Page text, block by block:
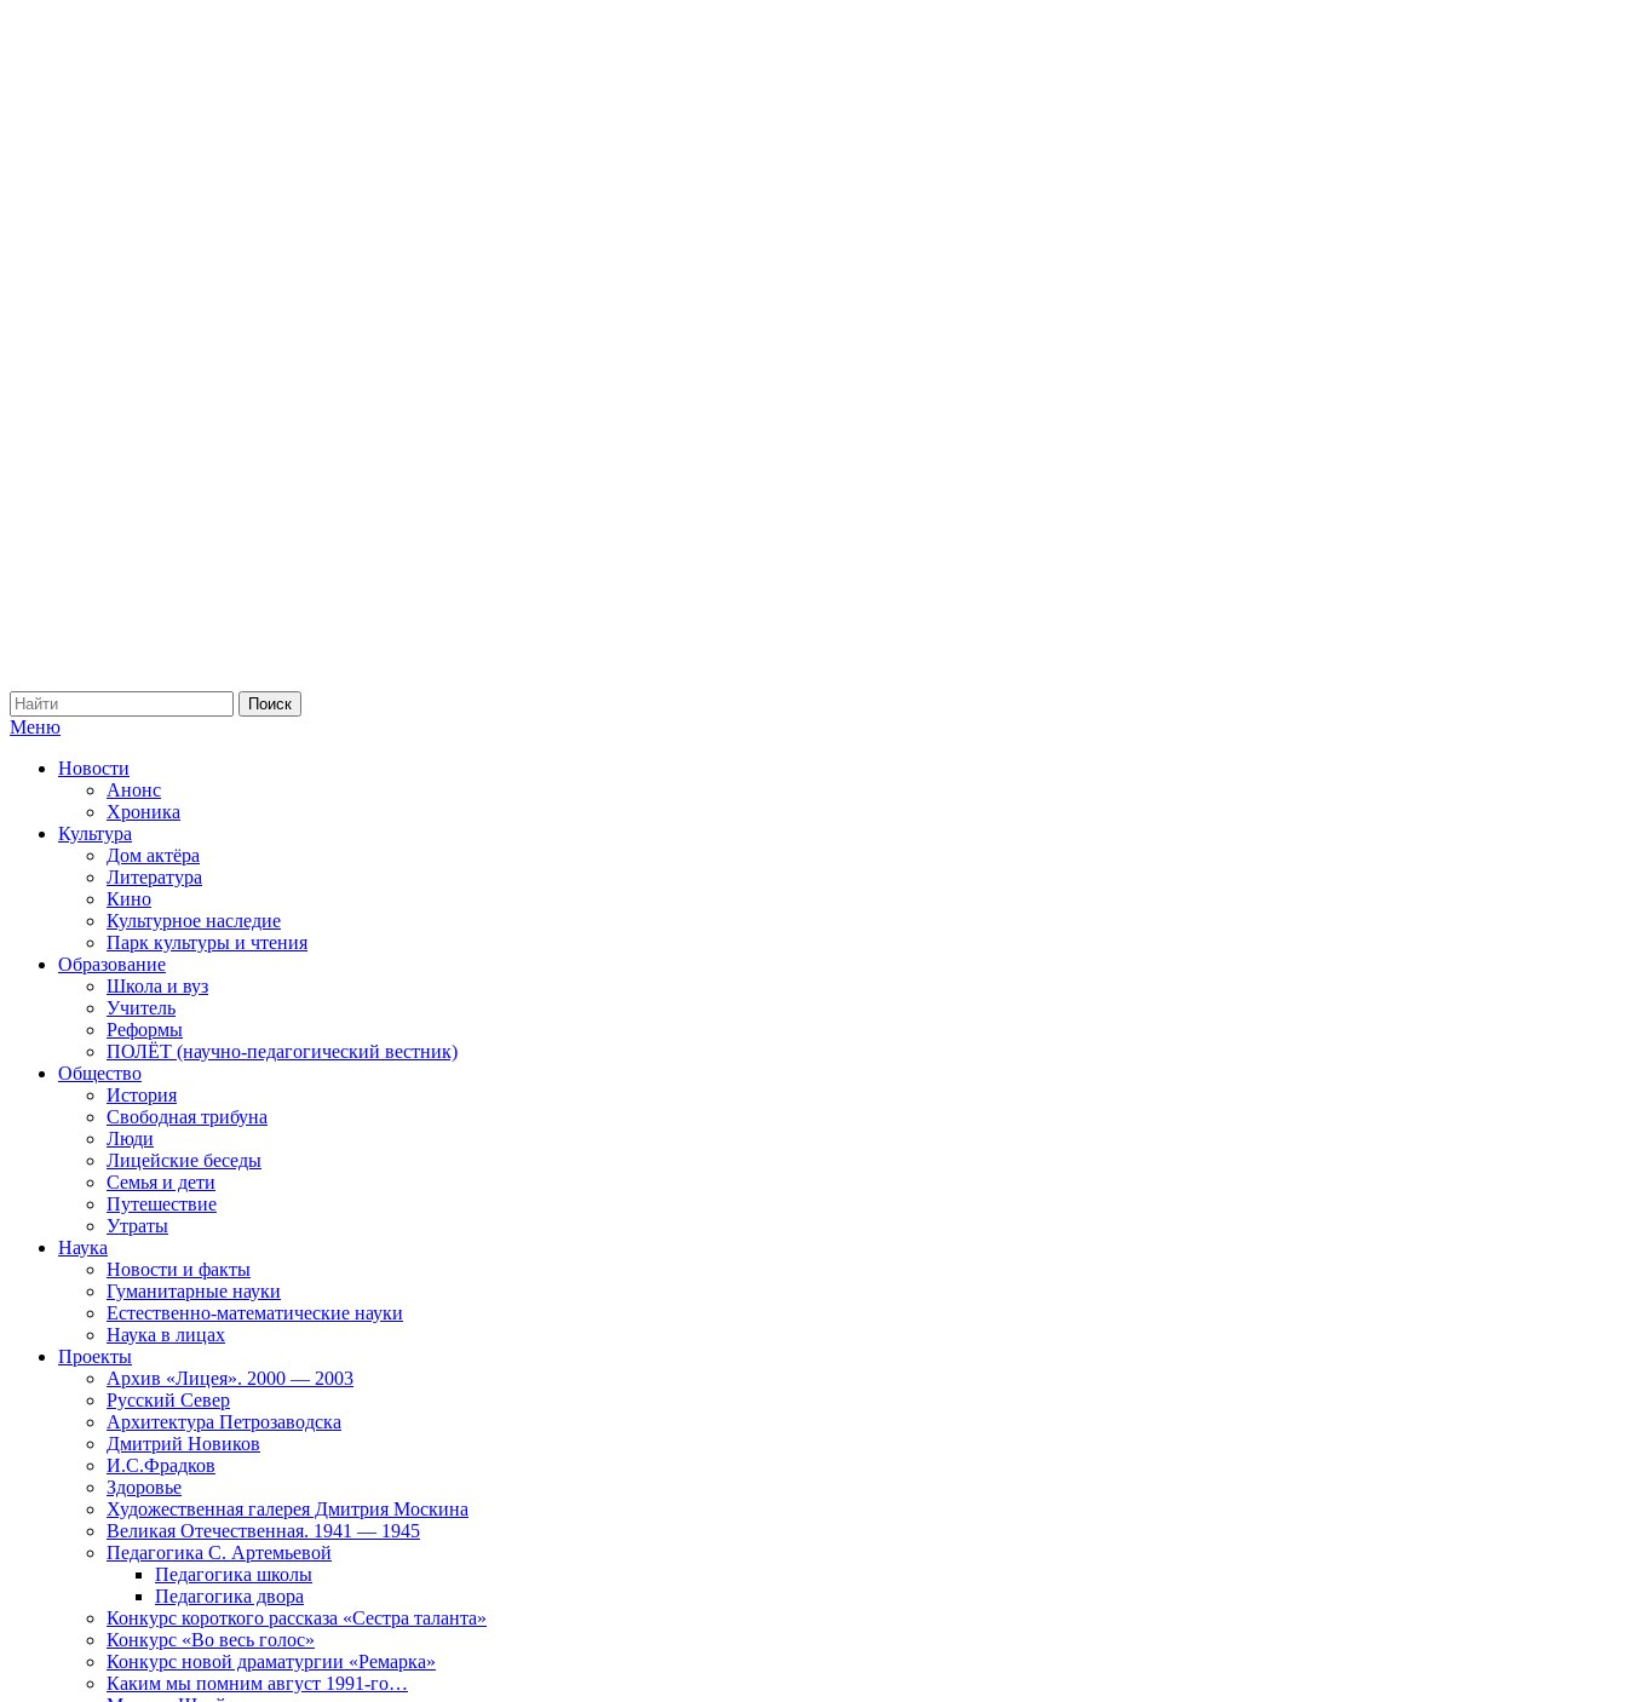
Меню
Новости
Анонс
Хроника
Культура
Дом актёра
Литература
Кино
Культурное наследие
Парк культуры и чтения
Образование
Школа и вуз
Учитель
Реформы
ПОЛЁТ (научно-педагогический вестник)
Общество
История
Свободная трибуна
Люди
Лицейские беседы
Семья и дети
Путешествие
Утраты
Наука
Новости и факты
Гуманитарные науки
Естественно-математические науки
Наука в лицах
Проекты
Архив «Лицея». 2000 — 2003
Русский Север
Архитектура Петрозаводска
Дмитрий Новиков
И.С.Фрадков
Здоровье
Художественная галерея Дмитрия Москина
Великая Отечественная. 1941 — 1945
Педагогика С. Артемьевой
Педагогика школы
Педагогика двора
Конкурс короткого рассказа «Сестра таланта»
Конкурс «Во весь голос»
Конкурс новой драматургии «Ремарка»
Каким мы помним август 1991-го…